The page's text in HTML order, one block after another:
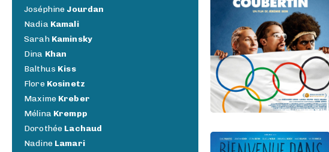
Joséphine Jourdan
Nadia Kamali
Sarah Kaminsky
Dina Khan
Balthus Kiss
Flore Kosinetz
Maxime Kreber
Mélina Krempp
Dorothée Lachaud
Nadine Lamari